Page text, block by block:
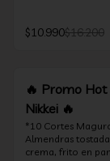
$10.990$16.200
🔥 Promo
Nikkei 🔥
*10 Cortes
Almendras
crema, frito en